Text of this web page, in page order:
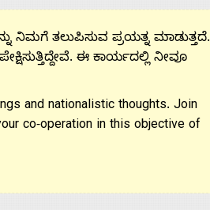
ನಿಮಗೆ ತಲುಪಿಸುವ ಪ್ರಯತ್ನ ಮಾಡುತ್ತದೆ.
ಈ ಕಾರ್ಯದಲ್ಲಿ ನೀವೂ
and nationalistic thoughts. Join
co-operation in this objective of